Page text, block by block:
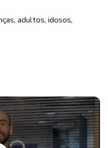
adultos, idosos,
observar e identificar
é a maneira de